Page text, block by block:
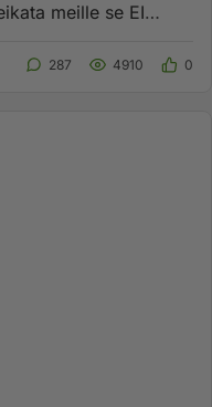
meille se EI
287 4910 0